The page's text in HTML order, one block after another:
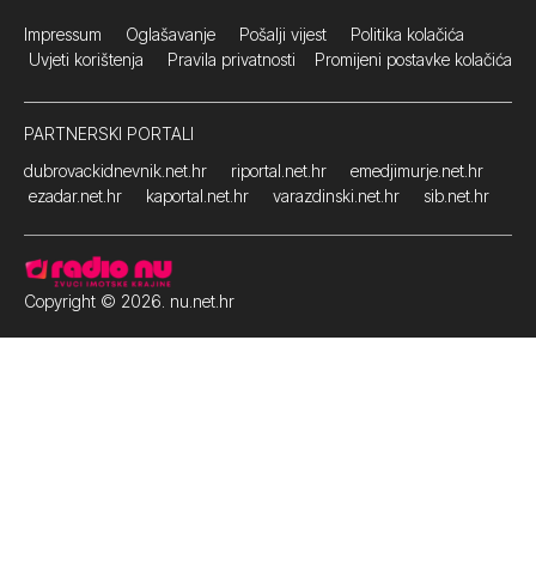
Impressum Oglašavanje Pošalji vijest Politika kolačića
Uvjeti korištenja Pravila privatnosti Promijeni postavke kolačića
PARTNERSKI PORTALI
dubrovackidnevnik.net.hr
riportal.net.hr
emedjimurje.net.hr
ezadar.net.hr
kaportal.net.hr varazdinski.net.hr sib.net.hr
Copyright © 2026. nu.net.hr